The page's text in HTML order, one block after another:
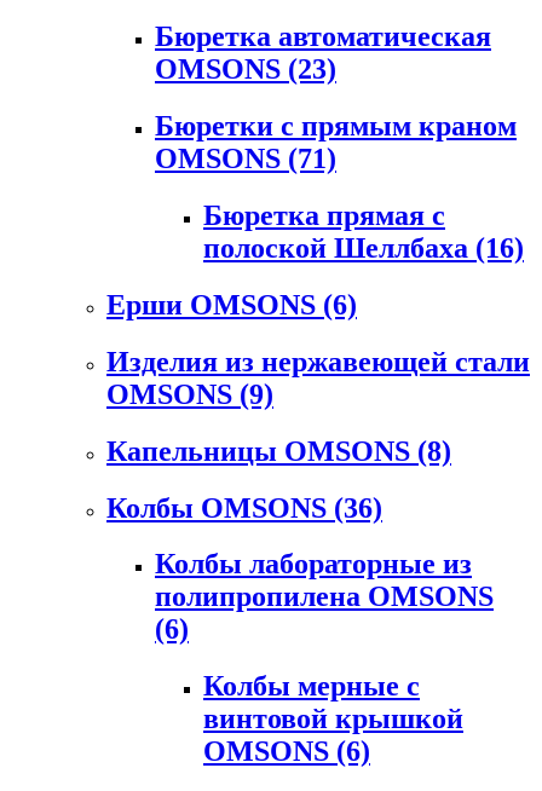
Бюретка автоматическая
OMSONS (23)
Бюретки с прямым краном
OMSONS (71)
Бюретка прямая с
полоской Шеллбаха (16)
Ерши OMSONS (6)
Изделия из нержавеющей стали
OMSONS (9)
Капельницы OMSONS (8)
Колбы OMSONS (36)
Колбы лабораторные из
полипропилена OMSONS
(6)
Колбы мерные с
винтовой крышкой
OMSONS (6)